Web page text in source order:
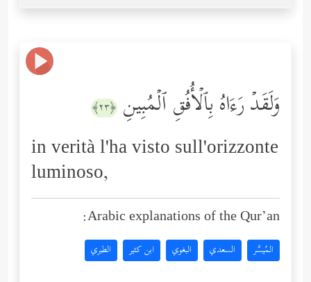
وَلَقَدۡ رَءَاهُ بِٱلۡأُفُقِ ٱلۡمُبِینِ ﴿٢٣﴾
in verità l'ha visto sull'orizzonte
luminoso,
Arabic explanations of the Qur’an:
المُيسَّر السعدي البغوي ابن كثير الطبري